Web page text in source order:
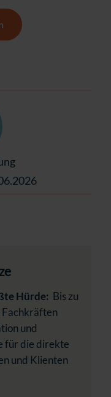
Hürde: Bis zu
Fachkräften
und
für die direkte
und Klienten